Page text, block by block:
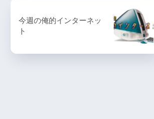
今週の俺的インターネッ
ト